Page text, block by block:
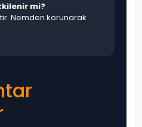
mi?
Nemden korunarak